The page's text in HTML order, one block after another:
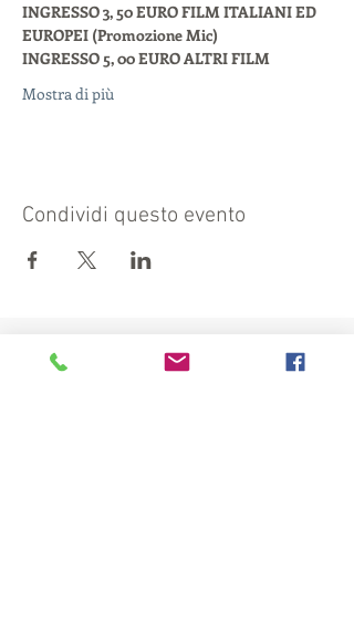
INGRESSO 3, 50 EURO FILM ITALIANI ED
EUROPEI (Promozione Mic)
INGRESSO 5, 00 EURO ALTRI FILM
Mostra di più
Condividi questo evento